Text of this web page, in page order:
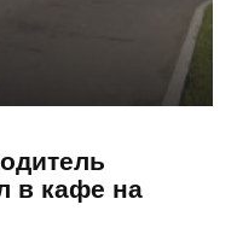
в кафе на